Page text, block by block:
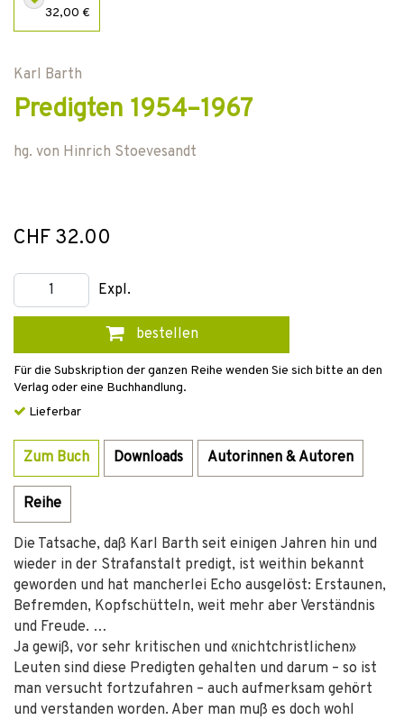
32,00 €
Karl Barth
Predigten 1954–1967
hg. von Hinrich Stoevesandt
CHF 32.00
Expl.
bestellen
Für die Subskription der ganzen Reihe wenden Sie sich bitte an den
Verlag oder eine Buchhandlung.
Lieferbar
Zum Buch Downloads Autorinnen & Autoren
Reihe
Die Tatsache, daß Karl Barth seit einigen Jahren hin und
wieder in der Strafanstalt predigt, ist weithin bekannt
geworden und hat mancherlei Echo ausgelöst: Erstaunen,
Befremden, Kopfschütteln, weit mehr aber Verständnis
und Freude. …
Ja gewiß, vor sehr kritischen und «nichtchristlichen»
Leuten sind diese Predigten gehalten und darum – so ist
man versucht fortzufahren – auch aufmerksam gehört
und verstanden worden. Aber man muß es doch wohl